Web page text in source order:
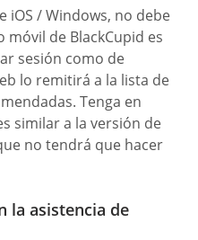
iOS / Windows, no debe
de BlackCupid es
sesión como de
lo remitirá a la lista de
Tenga en
similar a la versión de
no tendrá que hacer
la asistencia de